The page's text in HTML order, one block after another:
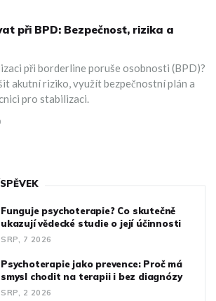
při BPD: Bezpečnost, rizika a
při borderline poruše osobnosti (BPD)?
akutní riziko, využít bezpečnostní plán a
pro stabilizaci.
Funguje psychoterapie? Co skutečně
ukazují vědecké studie o její účinnosti
SRP, 7 2026
Psychoterapie jako prevence: Proč má
smysl chodit na terapii i bez diagnózy
SRP, 2 2026